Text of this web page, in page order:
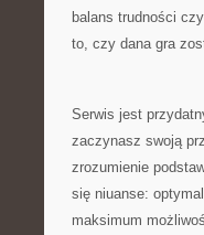
balans trudności
to, czy dana gra
Serwis jest
zaczynasz swoją
zrozumienie
się niuanse:
maksimum